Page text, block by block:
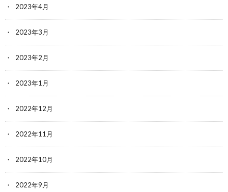
2023年4月
2023年3月
2023年2月
2023年1月
2022年12月
2022年11月
2022年10月
2022年9月